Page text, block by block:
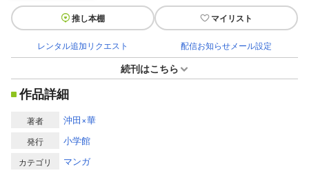
推し本棚 マイリスト
レンタル追加リクエスト 配信お知らせメール設定
続刊はこちら
作品詳細
著者 沖田×華
発行 小学館
カテゴリ マンガ